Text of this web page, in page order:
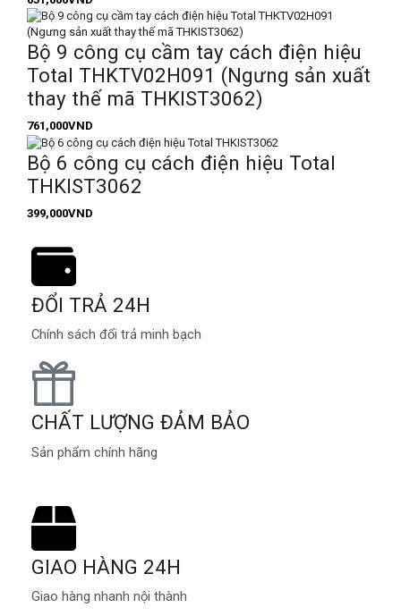
Bộ 9 công cụ cầm tay cách điện hiệu
Total THKTV02H091 (Ngưng sản xuất
thay thế mã THKIST3062)
761,000VND
Bộ 6 công cụ cách điện hiệu Total
THKIST3062
399,000VND
ĐỔI TRẢ 24H
Chính sách đổi trả minh bạch
CHẤT LƯỢNG ĐẢM BẢO
Sản phẩm chính hãng
GIAO HÀNG 24H
Giao hàng nhanh nội thành